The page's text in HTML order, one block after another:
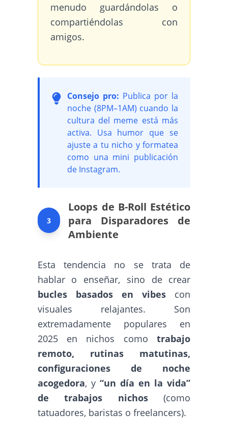
menudo guardándolas o
compartiéndolas con
amigos.
Consejo pro: Publica por la
noche (8PM–1AM) cuando la
cultura del meme está más
activa. Usa humor que se
ajuste a tu nicho y formatea
como una mini publicación
de Instagram.
3
Loops de B-Roll Estético
para Disparadores de
Ambiente
Esta tendencia no se trata de
hablar o enseñar, sino de crear
bucles basados en vibes con
visuales relajantes. Son
extremadamente populares en
2025 en nichos comotrabajo
remoto, rutinas matutinas,
configuraciones de noche
acogedora, y “un día en la vida”
de trabajos nichos(como
tatuadores, baristas o freelancers).